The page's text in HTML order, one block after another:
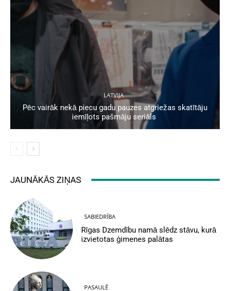
LATVIJA
Pēc vairāk nekā piecu gadu pauzes atgriežas skatītāju
iemīļots pašmāju seriāls
JAUNĀKĀS ZIŅAS
SABIEDRĪBA
Rīgas Dzemdību namā slēdz stāvu, kurā
izvietotas ģimenes palātas
PASAULĒ